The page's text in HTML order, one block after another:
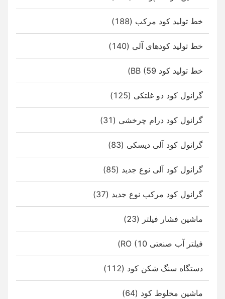
خط تولید کود مرکب (188)
خط تولید کودهای آلی (140)
خط تولید کود BB (59)
گرانول کود دو غلتکی (125)
گرانول کود درام چرخشی (31)
گرانول کود آلی دیسکی (83)
گرانول کود آلی نوع جدید (85)
گرانول کود مرکب نوع جدید (37)
ماشین فشار فیلتر (23)
فیلتر آب صنعتی RO (10)
دستگاه سنگ شکن کود (112)
ماشین مخلوط کود (64)